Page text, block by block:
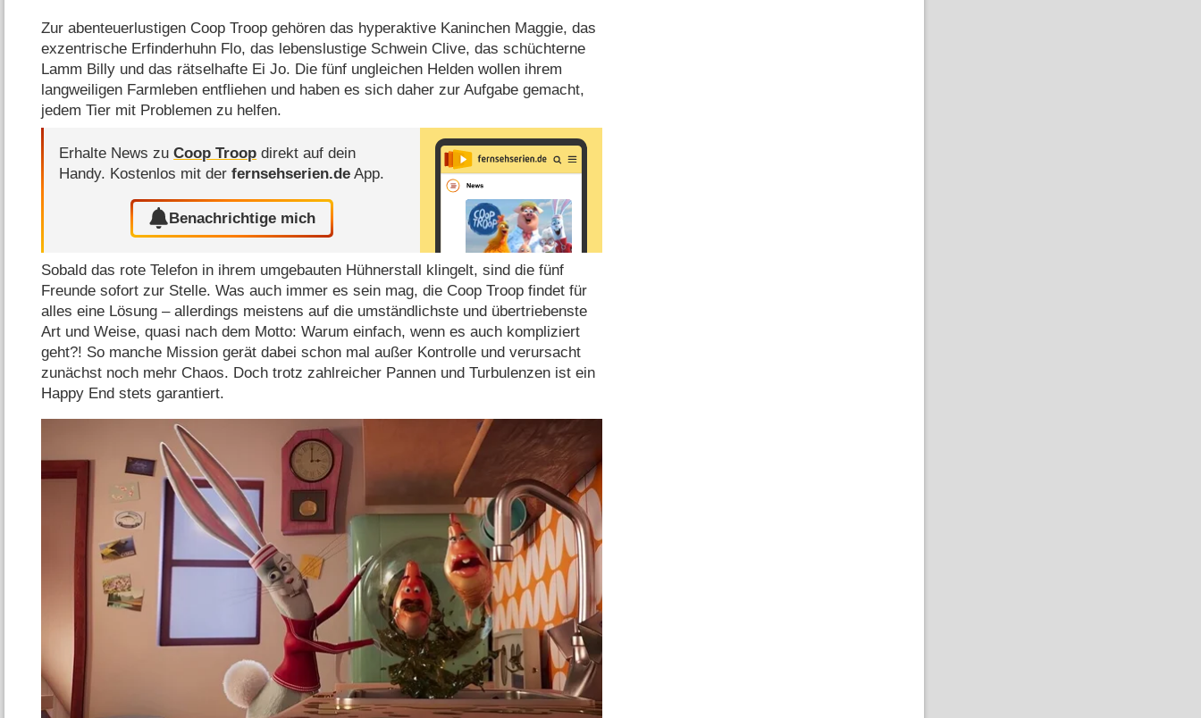
Zur abenteuerlustigen Coop Troop gehören das hyperaktive Kaninchen Maggie, das
exzentrische Erfinderhuhn Flo, das lebenslustige Schwein Clive, das schüchterne
Lamm Billy und das rätselhafte Ei Jo. Die fünf ungleichen Helden wollen ihrem
langweiligen Farmleben entfliehen und haben es sich daher zur Aufgabe gemacht,
jedem Tier mit Problemen zu helfen.
Erhalte News zuCoop Troop direkt auf dein
Handy. Kostenlos mit derfernsehserien.de App.
Benachrichtige mich
Sobald das rote Telefon in ihrem umgebauten Hühnerstall klingelt, sind die fünf
Freunde sofort zur Stelle. Was auch immer es sein mag, die Coop Troop findet für
alles eine Lösung – allerdings meistens auf die umständlichste und übertriebenste
Art und Weise, quasi nach dem Motto: Warum einfach, wenn es auch kompliziert
geht?! So manche Mission gerät dabei schon mal außer Kontrolle und verursacht
zunächst noch mehr Chaos. Doch trotz zahlreicher Pannen und Turbulenzen ist ein
Happy End stets garantiert.